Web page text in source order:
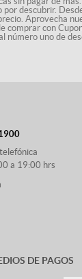
descubrir.
Aprovecha
con
número uno de
a 19:00 hrs
DE PAGOS